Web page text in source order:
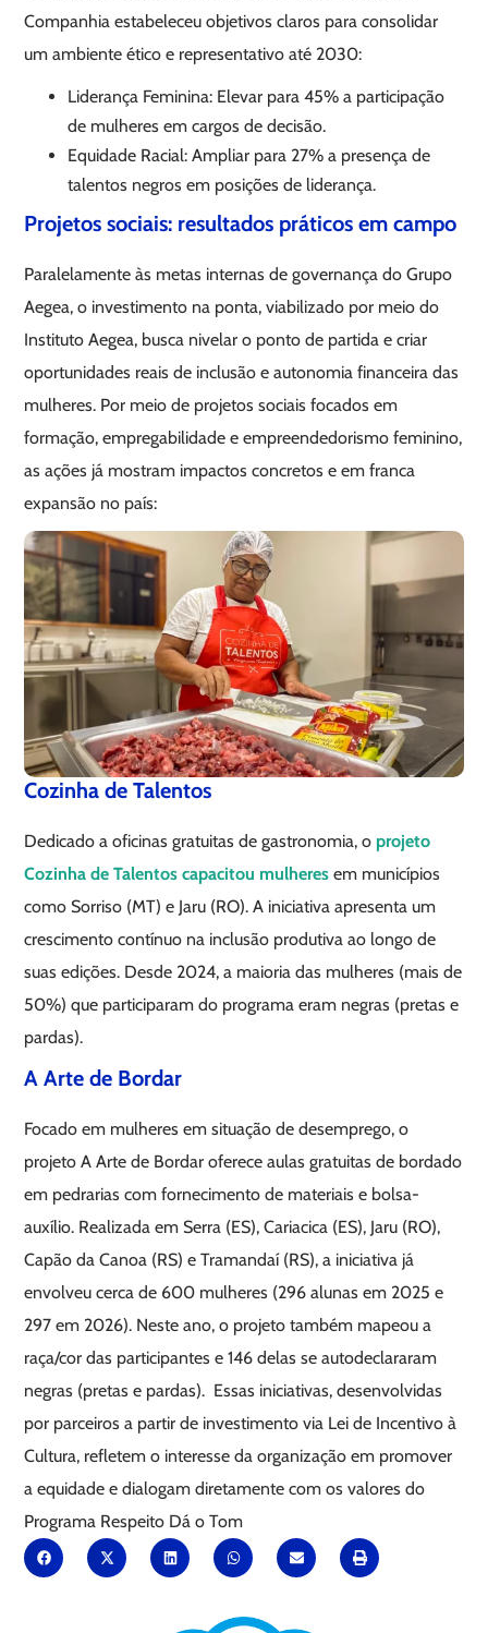
Companhia estabeleceu objetivos claros para consolidar
um ambiente ético e representativo até 2030:
Liderança Feminina: Elevar para 45% a participação
de mulheres em cargos de decisão.
Equidade Racial: Ampliar para 27% a presença de
talentos negros em posições de liderança.
Projetos sociais: resultados práticos em campo
Paralelamente às metas internas de governança do Grupo
Aegea, o investimento na ponta, viabilizado por meio do
Instituto Aegea, busca nivelar o ponto de partida e criar
oportunidades reais de inclusão e autonomia financeira das
mulheres. Por meio de projetos sociais focados em
formação, empregabilidade e empreendedorismo feminino,
as ações já mostram impactos concretos e em franca
expansão no país:
Cozinha de Talentos
Dedicado a oficinas gratuitas de gastronomia, o projeto
Cozinha de Talentos capacitou mulheres em municípios
como Sorriso (MT) e Jaru (RO). A iniciativa apresenta um
crescimento contínuo na inclusão produtiva ao longo de
suas edições. Desde 2024, a maioria das mulheres (mais de
50%) que participaram do programa eram negras (pretas e
pardas).
A Arte de Bordar
Focado em mulheres em situação de desemprego, o
projeto A Arte de Bordar oferece aulas gratuitas de bordado
em pedrarias com fornecimento de materiais e bolsa-
auxílio. Realizada em Serra (ES), Cariacica (ES), Jaru (RO),
Capão da Canoa (RS) e Tramandaí (RS), a iniciativa já
envolveu cerca de 600 mulheres (296 alunas em 2025 e
297 em 2026). Neste ano, o projeto também mapeou a
raça/cor das participantes e 146 delas se autodeclararam
negras (pretas e pardas). Essas iniciativas, desenvolvidas
por parceiros a partir de investimento via Lei de Incentivo à
Cultura, refletem o interesse da organização em promover
a equidade e dialogam diretamente com os valores do
Programa Respeito Dá o Tom